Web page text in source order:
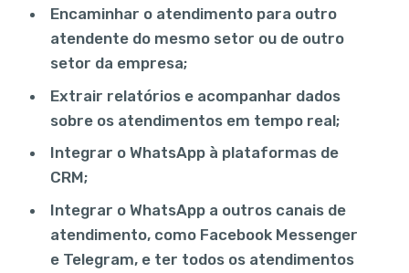
Encaminhar o atendimento para outro
atendente do mesmo setor ou de outro
setor da empresa;
Extrair relatórios e acompanhar dados
sobre os atendimentos em tempo real;
Integrar o WhatsApp à plataformas de
CRM;
Integrar o WhatsApp a outros canais de
atendimento, como Facebook Messenger
e Telegram, e ter todos os atendimentos